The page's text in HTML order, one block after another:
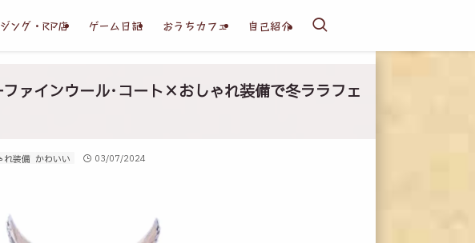
ング・RP店 ゲーム日記 おうちカフェ 自己紹介
ファインウール･コート×おしゃれ装備で冬ララフェ
れ装備 かわいい 03/07/2024